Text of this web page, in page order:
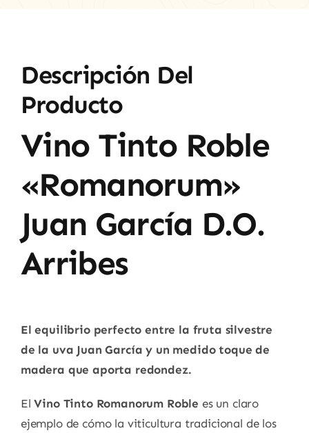
Descripción Del
Producto
Vino Tinto Roble
«Romanorum»
Juan García D.O.
Arribes
El equilibrio perfecto entre la fruta silvestre
de la uva Juan García y un medido toque de
madera que aporta redondez.
ElVino Tinto Romanorum Roble es un claro
ejemplo de cómo la viticultura tradicional de los